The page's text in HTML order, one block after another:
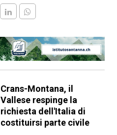
Crans-Montana, il
Vallese respinge la
richiesta dell'Italia di
costituirsi parte civile